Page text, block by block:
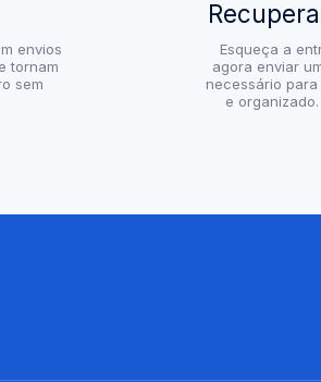
envios
tornam
sem
Esqueça a
agora enviar
necessário
e